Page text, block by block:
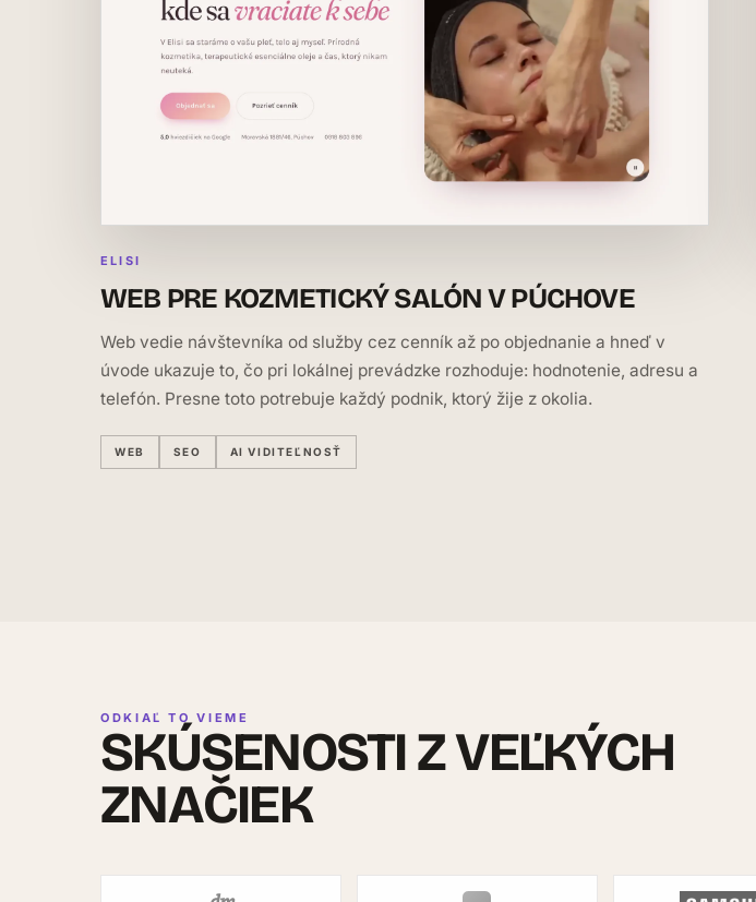
ELISI
WEB PRE KOZMETICKÝ SALÓN V PÚCHOVE
Web vedie návštevníka od služby cez cenník až po objednanie a hneď v
úvode ukazuje to, čo pri lokálnej prevádzke rozhoduje: hodnotenie, adresu a
telefón. Presne toto potrebuje každý podnik, ktorý žije z okolia.
WEB SEO AI VIDITEĽNOSŤ
ODKIAĽ TO VIEME
SKÚSENOSTI Z VEĽKÝCH
ZNAČIEK